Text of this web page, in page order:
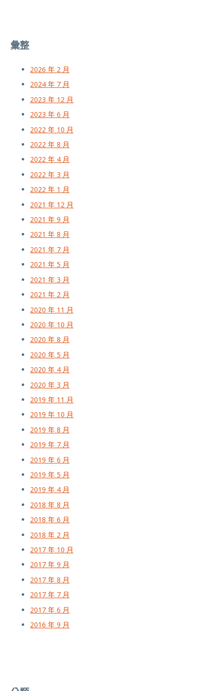
彙整
2026 年 2 月
2024 年 7 月
2023 年 12 月
2023 年 6 月
2022 年 10 月
2022 年 8 月
2022 年 4 月
2022 年 3 月
2022 年 1 月
2021 年 12 月
2021 年 9 月
2021 年 8 月
2021 年 7 月
2021 年 5 月
2021 年 3 月
2021 年 2 月
2020 年 11 月
2020 年 10 月
2020 年 8 月
2020 年 5 月
2020 年 4 月
2020 年 3 月
2019 年 11 月
2019 年 10 月
2019 年 8 月
2019 年 7 月
2019 年 6 月
2019 年 5 月
2019 年 4 月
2018 年 8 月
2018 年 6 月
2018 年 2 月
2017 年 10 月
2017 年 9 月
2017 年 8 月
2017 年 7 月
2017 年 6 月
2016 年 9 月